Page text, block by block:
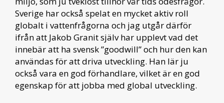
Sverige har också spelat en mycket aktiv roll
globalt i vattenfrågorna och jag utgår därför
ifrån att Jakob Granit själv har upplevt vad det
innebär att ha svensk ”goodwill” och hur den kan
användas för att driva utveckling. Han lär ju
också vara en god förhandlare, vilket är en god
egenskap för att jobba med global utveckling.